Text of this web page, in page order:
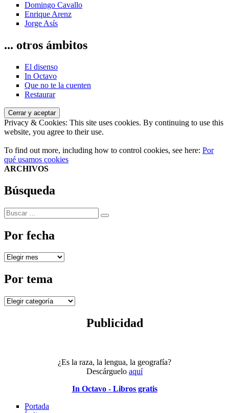
Domingo Cavallo
Enrique Arenz
Jorge Asís
... otros ámbitos
El disenso
In Octavo
Que no te la cuenten
Restaurar
Privacy & Cookies: This site uses cookies. By continuing to use this
website, you agree to their use.
To find out more, including how to control cookies, see here: Por
qué usamos cookies
ARCHIVOS
Búsqueda
Buscar
por:
Buscar
Por fecha
Por
Por tema
Por
Publicidad
¿Es la raza, la lengua, la geografía?
Descárguelo aquí
In Octavo - Libros gratis
Portada